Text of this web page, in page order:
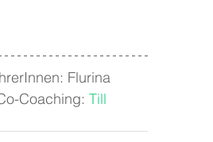
Flurina
Coaching: Till